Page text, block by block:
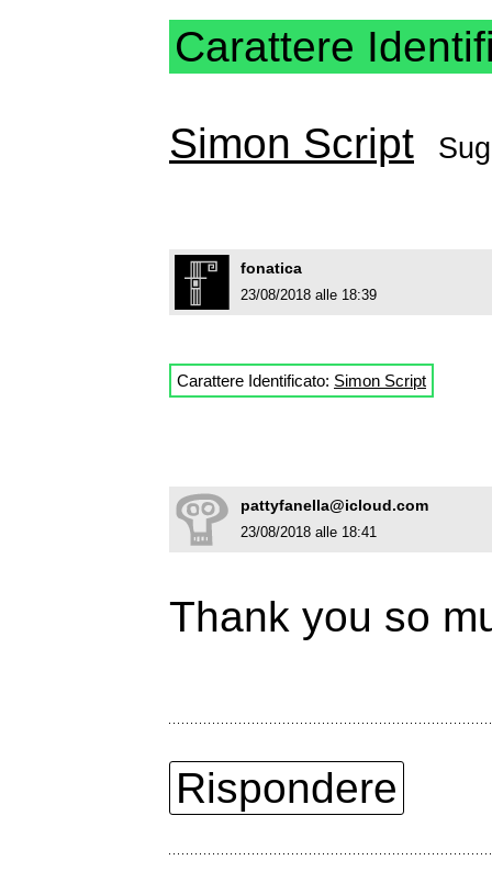
Carattere
Simon Script
fonatica
23/08/2018 alle 18:39
Carattere Identificato: Simon Script
pattyfanella@icloud.com
23/08/2018 alle 18:41
Thank you so
Rispondere